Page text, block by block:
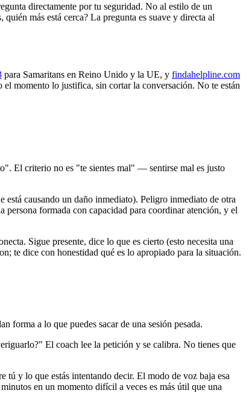
directamente por tu seguridad. No al estilo de un
más está cerca? La pregunta es suave y directa al
para Samaritans en Reino Unido y la UE, y findahelpline.com
momento lo justifica, sin cortar la conversación. No te están
El criterio no es "te sientes mal" — sentirse mal es justo
causando un daño inmediato). Peligro inmediato de otra
persona formada con capacidad para coordinar atención, y el
Sigue presente, dice lo que es cierto (esto necesita una
te dice con honestidad qué es lo apropiado para la situación.
a lo que puedes sacar de una sesión pesada.
El coach lee la petición y se calibra. No tienes que
tú y lo que estás intentando decir. El modo de voz baja esa
en un momento difícil a veces es más útil que una